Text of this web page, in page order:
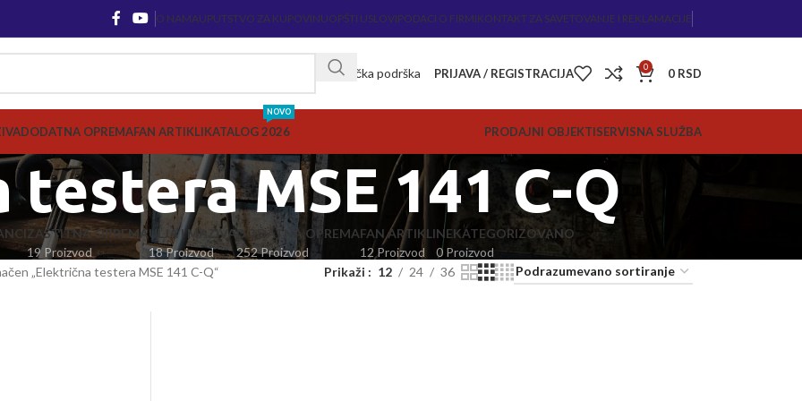
O NAMAUPUTSTVO ZA KUPOVINUOPŠTI USLOVIPODACI O FIRMIKONTAKT ZA SAVETOVANJE I REKLAMACIJE
Korisnička podrška PRIJAVA / REGISTRACIJA 0 0 RSD
DODATNA OPREMAFAN ARTIKLIKATALOG 2026
NOVO
PRODAJNI OBJEKTISERVISNA SLUŽBA
MSE 141 C-Q
ZAŠTITNA OPREMA
19 Proizvod
ULJA I MAZIVA
18 Proizvod
DODATNA OPREMA
252 Proizvod
FAN ARTIKLI
12 Proizvod
NEKATEGORIZOVANO
0 Proizvod
„Električna testera MSE 141 C-Q“ Prikaži 12 24 36